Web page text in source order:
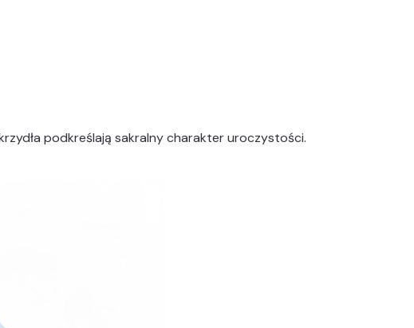
podkreślają sakralny charakter uroczystości.